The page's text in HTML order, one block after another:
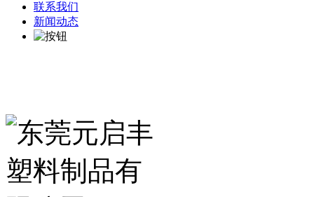
联系我们
新闻动态